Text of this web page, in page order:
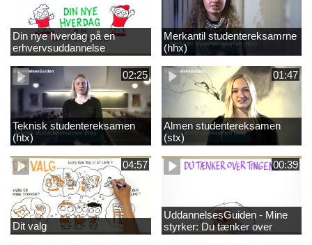
Din nye hverdag på en
erhvervsuddannelse
Merkantil studentereksamrne
(hhx)
02:25
Teknisk studentereksamen
(htx)
01:47
Almen studentereksamen
(stx)
04:57
Dit valg
00:39
UddannelsesGuiden - Mine
styrker: Du tænker over
tingene